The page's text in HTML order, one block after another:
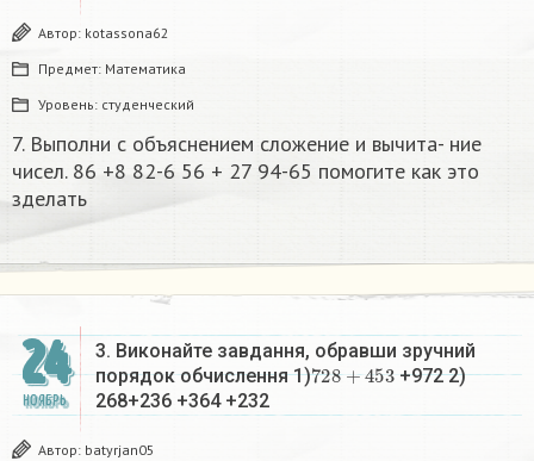
Автор: kotassona62
Предмет: Математика
Уровень: студенческий
7. Выполни с объяснением сложение и вычита- ние
чисел. 86 +8 82-6 56 + 27 94-65 помогите как это
зделать​
24
НОЯБРЬ
3. Виконайте завдання, обравши зручний
порядок обчислення 1)728 + 453 +972 2)
268+236 +364 +232​
Автор: batyrjan05